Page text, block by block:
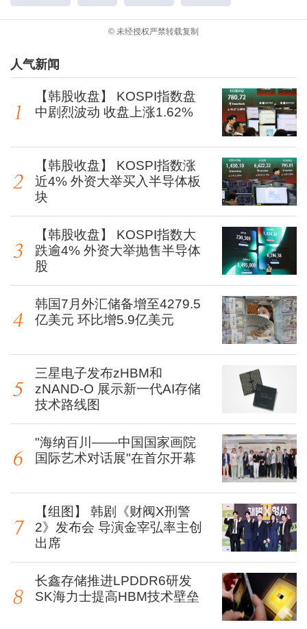
© 未经授权严禁转载复制
人气新闻
【韩股收盘】 KOSPI指数盘
中剧烈波动 收盘上涨1.62%
【韩股收盘】 KOSPI指数涨
近4% 外资大举买入半导体板
块
【韩股收盘】 KOSPI指数大
跌逾4% 外资大举抛售半导体
股
韩国7月外汇储备增至4279.5
亿美元 环比增5.9亿美元
三星电子发布zHBM和
zNAND-O 展示新一代AI存储
技术路线图
"海纳百川——中国国家画院
国际艺术对话展"在首尔开幕
【组图】 韩剧《财阀X刑警
2》发布会 导演金宰弘率主创
出席
长鑫存储推进LPDDR6研发
SK海力士提高HBM技术壁垒